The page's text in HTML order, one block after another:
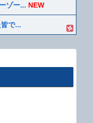
ゾー... NEW
で...